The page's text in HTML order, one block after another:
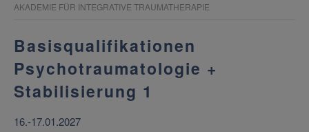
AKADEMIE FÜR INTEGRATIVE TRAUMATHERAPIE
Basisqualifikationen
Psychotraumatologie +
Stabilisierung 1
16.-17.01.2027